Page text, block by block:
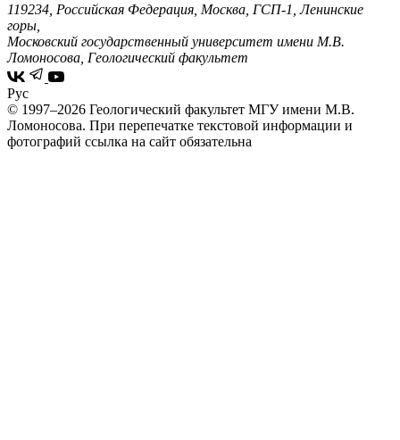
119234, Российская Федерация, Москва, ГСП-1, Ленинские
горы,
Московский государственный университет имени М.В.
Ломоносова, Геологический факультет
Рус
© 1997–2026 Геологический факультет МГУ имени М.В.
Ломоносова. При перепечатке текстовой информации и
фотографий ссылка на сайт обязательна